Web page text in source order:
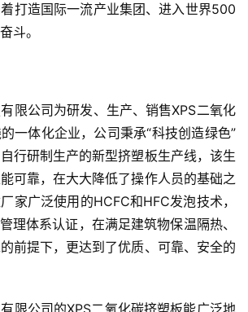
打造国际一流产业集团、进入世界500
斗。
限公司为研发、生产、销售XPS二氧化
一体化企业，公司秉承“科技创造绿色”
行研制生产的新型挤塑板生产线，该生
可靠，在大大降低了操作人员的基础之
家广泛使用的HCFC和HFC发泡技术，
理体系认证，在满足建筑物保温隔热、
前提下，更达到了优质、可靠、安全的